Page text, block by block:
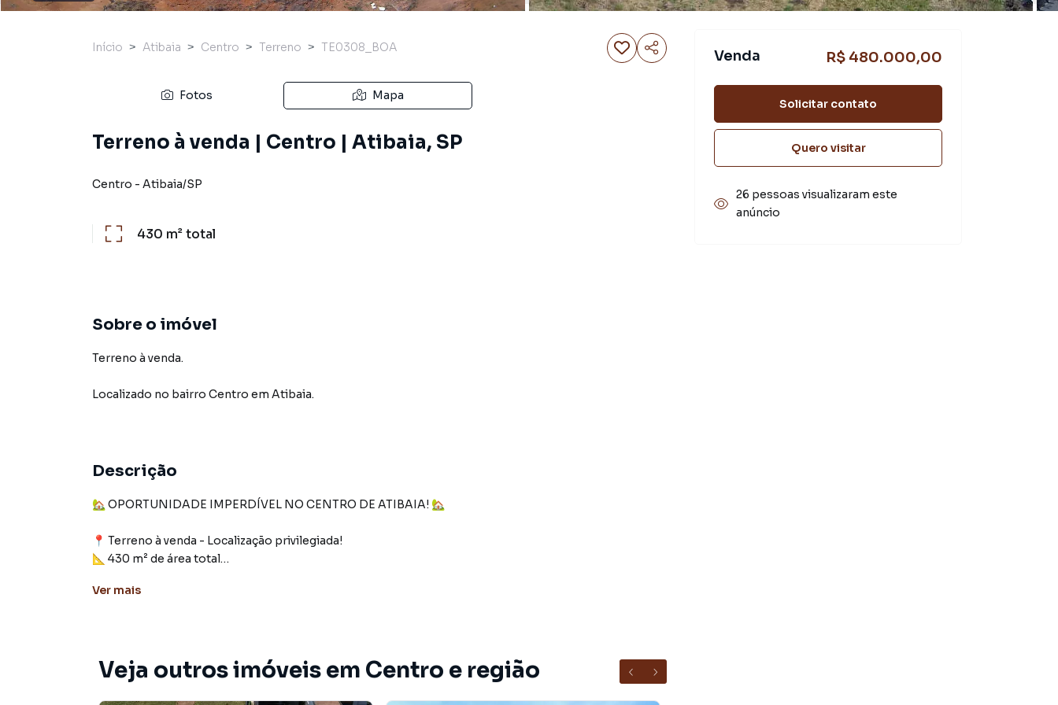
Início Atibaia Centro Terreno TE0308_BOA
Fotos Mapa
Terreno à venda | Centro | Atibaia, SP
Centro - Atibaia/SP
430 m²total
Sobre o imóvel
Terreno à venda.
Localizado no bairro Centro em Atibaia.
Descrição
🏡 OPORTUNIDADE IMPERDÍVEL NO CENTRO DE ATIBAIA! 🏡
📍 Terreno à venda - Localização privilegiada!
📐 430 m² de área total
✅ Terreno plano
✅ Documentação em ordem
Ver mais
Veja outros imóveis em Centro e região
Venda R$ 480.000,00
Solicitar contato
Quero visitar
26 pessoas visualizaram este
anúncio